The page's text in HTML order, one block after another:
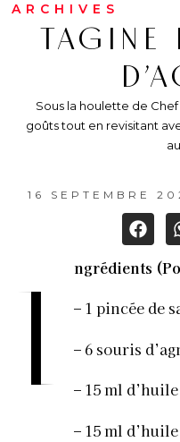
ARCHIVES
TAGINE
Sous la houlette de
goûts tout en revisitant
16 SEPTEMBRE
I
ngrédients
– 1 pincée de
– 6 souris
– 15 ml
– 15 ml